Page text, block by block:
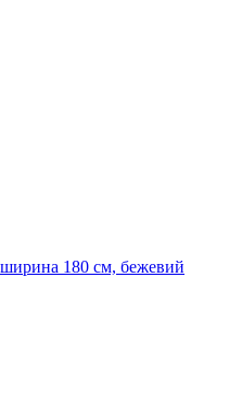
ширина 180 см, бежевий